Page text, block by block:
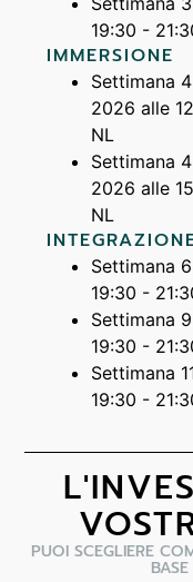
19:30 -
IMMERSIONE
Settimana
2026 alle
NL
Settimana
2026 alle
NL
Settimana
19:30 -
Settimana
19:30 -
Settimana
19:30 -
PUOI SCEGLIERE